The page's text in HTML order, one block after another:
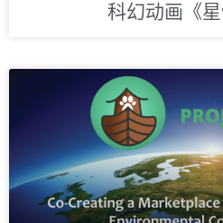
科幻动画《星